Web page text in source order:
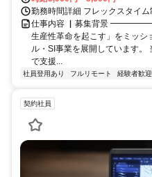
勤務時間詳細 フレックスタイム
仕事内容 ▏募集背景
生産性革命を起こす」をミッ
ル・SI事業を展開しています。
で支援...
社員登用あり フルリモート 経験者歓迎
契約社員